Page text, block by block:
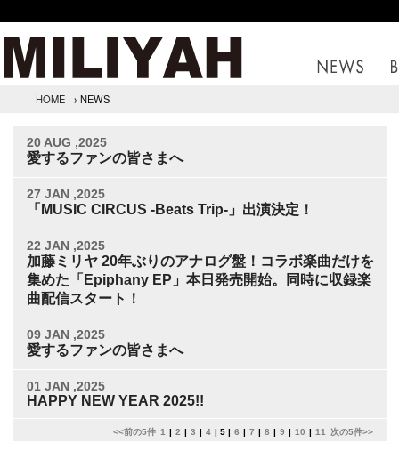
HOME → NEWS
20 AUG ,2025
愛するファンの皆さまへ
27 JAN ,2025
「MUSIC CIRCUS -Beats Trip-」出演決定！
22 JAN ,2025
加藤ミリヤ 20年ぶりのアナログ盤！コラボ楽曲だけを
集めた「Epiphany EP」本日発売開始。同時に収録楽
曲配信スタート！
09 JAN ,2025
愛するファンの皆さまへ
01 JAN ,2025
HAPPY NEW YEAR 2025!!
<<前の5件 1 | 2 | 3 | 4 | 5 | 6 | 7 | 8 | 9 | 10 | 11 次の5件>>